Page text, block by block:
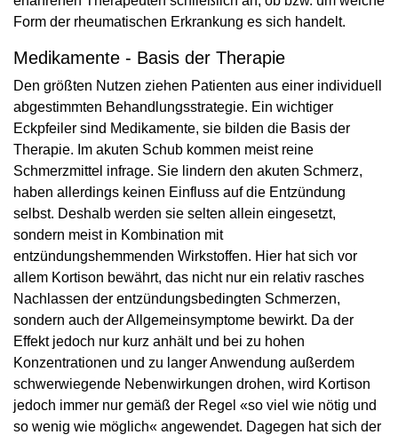
Form der rheumatischen Erkrankung es sich handelt.
Medikamente - Basis der Therapie
Den größten Nutzen ziehen Patienten aus einer individuell
abgestimmten Behandlungsstrategie. Ein wichtiger
Eckpfeiler sind Medikamente, sie bilden die Basis der
Therapie. Im akuten Schub kommen meist reine
Schmerzmittel infrage. Sie lindern den akuten Schmerz,
haben allerdings keinen Einfluss auf die Entzündung
selbst. Deshalb werden sie selten allein eingesetzt,
sondern meist in Kombination mit
entzündungshemmenden Wirkstoffen. Hier hat sich vor
allem Kortison bewährt, das nicht nur ein relativ rasches
Nachlassen der entzündungsbedingten Schmerzen,
sondern auch der Allgemeinsymptome bewirkt. Da der
Effekt jedoch nur kurz anhält und bei zu hohen
Konzentrationen und zu langer Anwendung außerdem
schwerwiegende Nebenwirkungen drohen, wird Kortison
jedoch immer nur gemäß der Regel «so viel wie nötig und
so wenig wie möglich« angewendet. Dagegen hat sich der